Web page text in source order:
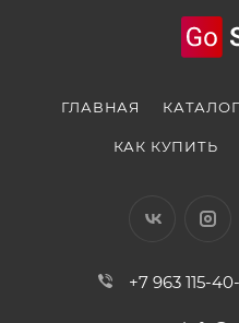
ГЛАВНАЯ КАТАЛОГ
КАК КУПИТЬ
+7 963 115-